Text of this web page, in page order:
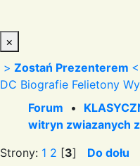
×
> Zostań Prezenterem <
DC Biografie Felietony
Forum •
witryn zwiazanych
Strony: 1 2 [3] Do dołu